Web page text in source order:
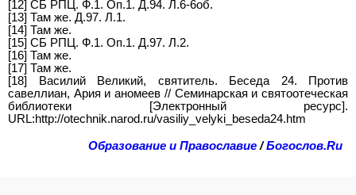
[12] СБ РПЦ. Ф.1. Оп.1. Д.94. Л.6-6об.
[13] Там же. Д.97. Л.1.
[14] Там же.
[15] СБ РПЦ. Ф.1. Оп.1. Д.97. Л.2.
[16] Там же.
[17] Там же.
[18] Василий Великий, святитель. Беседа 24. Против
савеллиан, Ария и аномеев // Семинарская и святоотеческая
библиотеки [Электронный ресурс].
URL:http://otechnik.narod.ru/vasiliy_velyki_beseda24.htm
Образование и Православие /Богослов.Ru